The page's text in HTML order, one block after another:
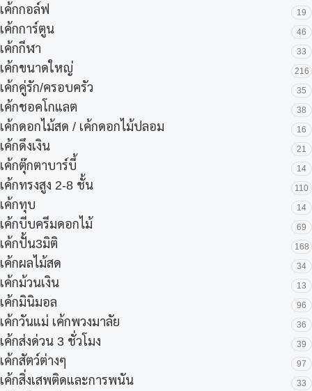
เค้กกอล์ฟ 19
เค้กการ์ตูน 46
เค้กกีฬา 33
เค้กขนาดใหญ่ 216
เค้กคู่รัก/ครอบครัว 35
เค้กชอคโกแลต 38
เค้กดอกไม้สด / เค้กดอกไม้ปลอม 16
เค้กดึงเงิน 21
เค้กตุ๊กตาบาร์บี้ 14
เค้กทรงสูง 2-8 ชั้น 110
เค้กทุบ 14
เค้กบีบครีมดอกไม้ 69
เค้กปั้น3มิติ 168
เค้กผลไม้สด 34
เค้กม้วนเงิน 13
เค้กมินิมอล 96
เค้กวันแม่ เค้กพวงมาลัย 36
เค้กส่งด่วน 3 ชั่วโมง 39
เค้กสัตว์ต่างๆ 97
เค้กสิ่งเสพติดและการพนัน 33